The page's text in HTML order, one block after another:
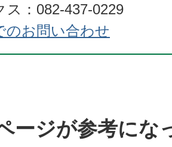
ス：082-437-0229
のお問い合わせ
ージが参考にな